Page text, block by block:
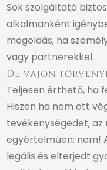
Sok szolgáltató
alkalmanként
megoldás, ha
vagy partnerekkel.
De vajon
Teljesen érthető, ha
Hiszen ha nem ott
tevékenységedet, az
egyértelműen: nem!
legális és elterjedt